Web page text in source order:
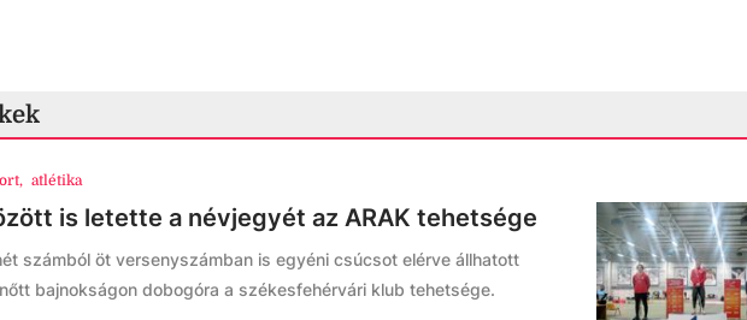
, atlétika
is letette a névjegyét az ARAK tehetsége
számból öt versenyszámban is egyéni csúcsot elérve állhatott
bajnokságon dobogóra a székesfehérvári klub tehetsége.